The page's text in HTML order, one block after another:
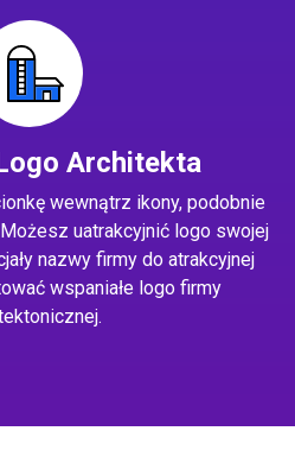
Architekta
wewnątrz ikony, podobnie
uatrakcyjnić logo swojej
nazwy firmy do atrakcyjnej
wspaniałe logo firmy